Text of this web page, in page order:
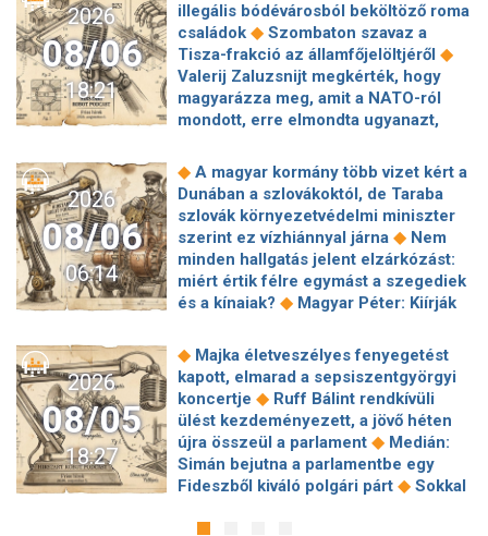
2026
08/06
18:21
illegális bódévárosból beköltöző roma
családok ◆ Szombaton szavaz a
Tisza-frakció az államfőjelöltjéről ◆
Valerij Zaluzsnijt megkérték, hogy
magyarázza meg, amit a NATO-ról
mondott, erre elmondta ugyanazt,
kötött szerződéseket a HM cége a
Lounge Eventtel, a miniszter
feljelentést tett
◆Orbán Anita
megkérte a szlovák kormányt, hogy
segítse a magyar vízellátást ◆ Forró
augusztus: gátja lehet az uniós
források hazahozatalának az
Alkotmánybíróság?◆ Török Gábor: Ez
Meglepetés az albérletpiacon, nincs
roham ◆Hirtelen titkolózni kezdett a
Tisza a kegyelmi ügyekről◆
Egyszerre két köztársasági elnöke is
lehet Magyarországnak jövő hétre◆
Előnyben a Fradi a Górnik Zabrze
elleni El-selejtezős párharcban◆Itt a
2026
08/06
06:14
◆ A magyar kormány több vizet kért a
Dunában a szlovákoktól, de Taraba
szlovák környezetvédelmi miniszter
szerint ez vízhiánnyal járna ◆ Nem
minden hallgatás jelent elzárkózást:
miért értik félre egymást a szegediek
és a kínaiak? ◆ Magyar Péter: Kiírják
projektekben magyar állami
tulajdonrészt fognak előírni ◆Orbán
Gáspár hatszor repült honvédségi
gépen Csádba és Nigerbe◆Ismert
magyar utazási iroda ment csődbe,
bolgár biztosítóval hadakozhatnak az
utasok◆Amerikai rakétákat is
zsákmányolt az előrenyomuló orosz
hadsereg
2026
08/05
18:27
◆ Majka életveszélyes fenyegetést
kapott, elmarad a sepsiszentgyörgyi
koncertje ◆ Ruff Bálint rendkívüli
ülést kezdeményezett, a jövő héten
újra összeül a parlament ◆ Medián:
Simán bejutna a parlamentbe egy
Fideszből kiváló polgári párt ◆ Sokkal